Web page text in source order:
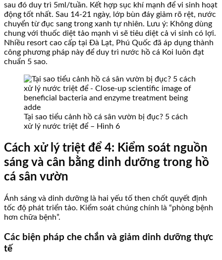
sau đó duy trì 5ml/tuần. Kết hợp sục khí mạnh để vi sinh hoạt
động tốt nhất. Sau 14-21 ngày, lớp bùn đáy giảm rõ rệt, nước
chuyển từ đục sang trong xanh tự nhiên. Lưu ý: Không dùng
chung với thuốc diệt tảo mạnh vì sẽ tiêu diệt cả vi sinh có lợi.
Nhiều resort cao cấp tại Đà Lạt, Phú Quốc đã áp dụng thành
công phương pháp này để duy trì nước hồ cá Koi luôn đạt
chuẩn 5 sao.
Tại sao tiểu cảnh hồ cá sân vườn bị đục? 5 cách
xử lý nước triệt để – Hình 6
Cách xử lý triệt để 4: Kiểm soát nguồn
sáng và cân bằng dinh dưỡng trong hồ
cá sân vườn
Ánh sáng và dinh dưỡng là hai yếu tố then chốt quyết định
tốc độ phát triển tảo. Kiểm soát chúng chính là “phòng bệnh
hơn chữa bệnh”.
Các biện pháp che chắn và giảm dinh dưỡng thực
tế